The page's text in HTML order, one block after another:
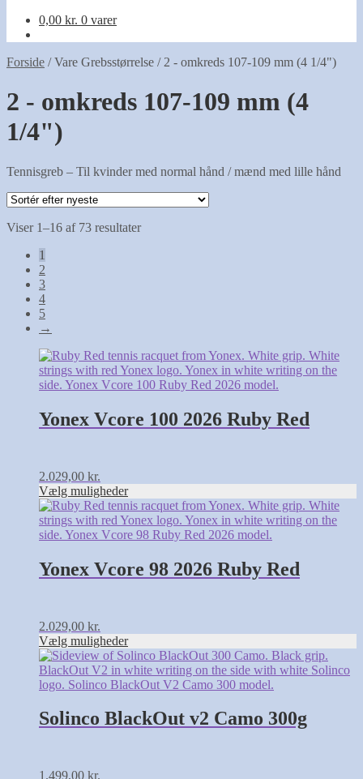
0,00 kr. 0 varer
Forside /Vare Grebsstørrelse / 2 - omkreds 107-109 mm (4 1/4")
2 - omkreds 107-109 mm (4
1/4")
Tennisgreb – Til kvinder med normal hånd / mænd med lille hånd
Viser 1–16 af 73 resultaterSorteret
1
2
3
4
5
→
Yonex Vcore 100 2026 Ruby Red
2.029,00 kr.
Vælg muligheder
Dette
vare
har
varianter.
Mulighederne
på
varesiden
Yonex Vcore 98 2026 Ruby Red
2.029,00 kr.
Vælg muligheder
Dette
vare
har
varianter.
Mulighederne
på
varesiden
Solinco BlackOut v2 Camo 300g
1.499,00 kr.
Dette
vare
har
varianter.
Mulighederne
på